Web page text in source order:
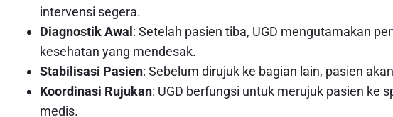
intervensi segera.
Diagnostik Awal: Setelah pasien tiba, UGD mengutamakan
kesehatan yang mendesak.
Stabilisasi Pasien: Sebelum dirujuk ke bagian lain, pasien
Koordinasi Rujukan: UGD berfungsi untuk merujuk pasien ke
medis.